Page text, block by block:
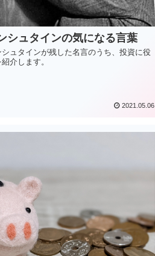
シュタインの気になる言葉
ュタインが残した名言のうち、投資に役
介します。
2021.05.06